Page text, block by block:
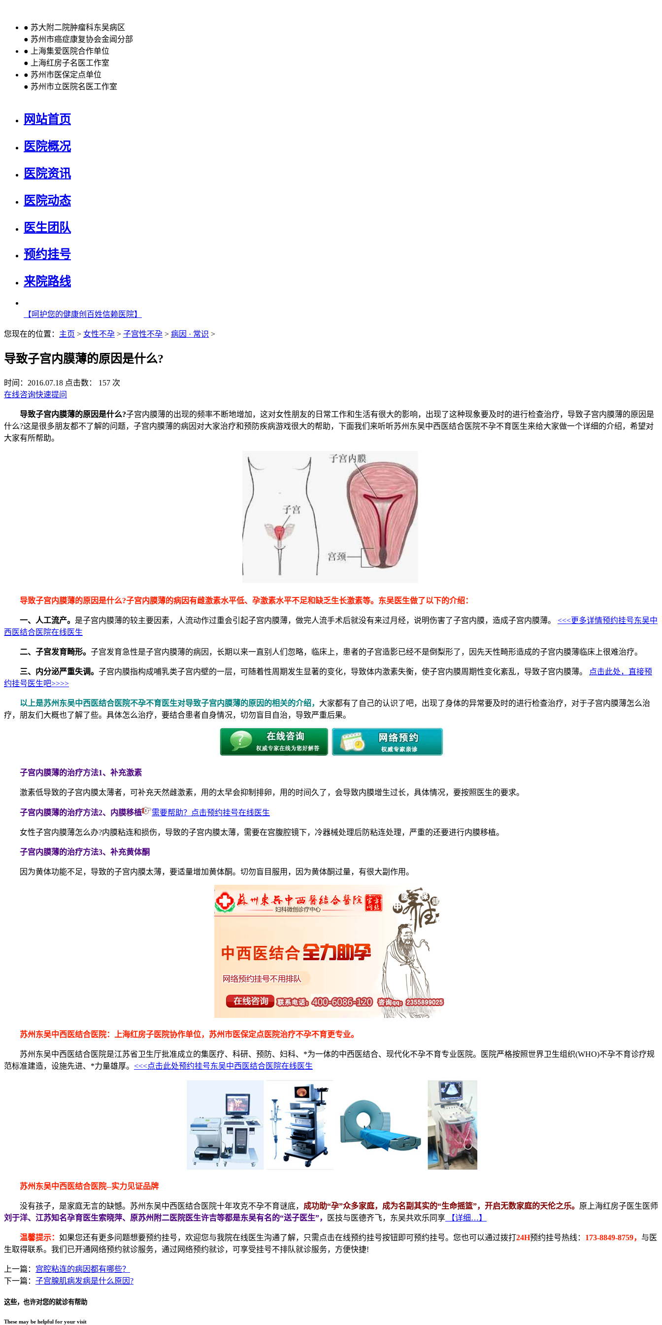
● 苏大附二院肿瘤科东吴病区
● 苏州市癌症康复协会金阊分部
● 上海集爱医院合作单位
● 上海红房子名医工作室
● 苏州市医保定点单位
● 苏州市立医院名医工作室
网站首页
医院概况
医院资讯
医院动态
医生团队
预约挂号
来院路线
【呵护您的健康创百姓信赖医院】
您现在的位置： 主页 > 女性不孕 > 子宫性不孕 > 病因 · 常识 >
导致子宫内膜薄的原因是什么?
时间：2016.07.18 点击数： 157 次
在线咨询快速提问
导致子宫内膜薄的原因是什么?子宫内膜薄的出现的频率不断地增加，这对女性朋友的日常工作和生活有很大的影响，出现了这种现象要及时的进行检查治疗，导致子宫内膜薄的原因是
什么?这是很多朋友都不了解的问题，子宫内膜薄的病因对大家治疗和预防疾病游戏很大的帮助，下面我们来听听苏州东吴中西医结合医院不孕不育医生来给大家做一个详细的介绍，希望对
大家有所帮助。
导致子宫内膜薄的原因是什么?子宫内膜薄的病因有雌激素水平低、孕激素水平不足和缺乏生长激素等。东吴医生做了以下的介绍：
一、人工流产。 是子宫内膜薄的较主要因素，人流动作过重会引起子宫内膜薄，做完人流手术后就没有来过月经，说明伤害了子宫内膜，造成子宫内膜薄。
<<<更多详情预约挂号东吴中
西医结合医院在线医生
二、子宫发育畸形。 子宫发育急性是子宫内膜薄的病因，长期以来一直别人们忽略，临床上，患者的子宫造影已经不是倒梨形了，因先天性畸形造成的子宫内膜薄临床上很难治疗。
三、内分泌严重失调。 子宫内膜指构成哺乳类子宫内壁的一层，可随着性周期发生显著的变化，导致体内激素失衡，使子宫内膜周期性变化紊乱，导致子宫内膜薄。
点击此处，直接预
约挂号医生吧>>>>
以上是苏州东吴中西医结合医院不孕不育医生对导致子宫内膜薄的原因的相关的介绍， 大家都有了自己的认识了吧，出现了身体的异常要及时的进行检查治疗，对于子宫内膜薄怎么治
疗，朋友们大概也了解了些。具体怎么治疗，要结合患者自身情况，切勿盲目自治，导致严重后果。
子宫内膜薄的治疗方法1、补充激素
激素低导致的子宫内膜太薄者，可补充天然雌激素，用的太早会抑制排卵，用的时间久了，会导致内膜增生过长，具体情况，要按照医生的要求。
子宫内膜薄的治疗方法2、内膜移植 需要帮助？点击预约挂号在线医生
女性子宫内膜薄怎么办?内膜粘连和损伤，导致的子宫内膜太薄，需要在宫腹腔镜下，冷器械处理后防粘连处理，严重的还要进行内膜移植。
子宫内膜薄的治疗方法3、补充黄体酮
因为黄体功能不足，导致的子宫内膜太薄，要适量增加黄体酮。切勿盲目服用，因为黄体酮过量，有很大副作用。
苏州东吴中西医结合医院：上海红房子医院协作单位，苏州市医保定点医院治疗不孕不育更专业。
苏州东吴中西医结合医院是江苏省卫生厅批准成立的集医疗、科研、预防、妇科、*为一体的中西医结合、现代化不孕不育专业医院。医院严格按照世界卫生组织(WHO)不孕不育诊疗规
范标准建造，设施先进、*力量雄厚。 <<<点击此处预约挂号东吴中西医结合医院在线医生
苏州东吴中西医结合医院--实力见证品牌
没有孩子，是家庭无言的缺憾。苏州东吴中西医结合医院十年攻克不孕不育谜底， 成功助“孕”众多家庭，成为名副其实的“生命摇篮”，开启无数家庭的天伦之乐。 原上海红房子医生医师
刘于洋、江苏知名孕育医生索晓萍、原苏州附二医院医生许吉等都是东吴有名的“送子医生”，
医技与医德齐飞，东吴共欢乐同享 【详细…】
温馨提示： 如果您还有更多问题想要预约挂号，欢迎您与我院在线医生沟通了解，只需点击在线预约挂号按钮即可预约挂号。您也可以通过拨打24H预约挂号热线： 173-8849-8759， 与医
生取得联系。我们已开通网络预约就诊服务，通过网络预约就诊，可享受挂号不排队就诊服务，方便快捷!
上一篇： 宫腔粘连的病因都有哪些？
下一篇： 子宫腺肌病发病是什么原因?
这些，也许对您的就诊有帮助
These may be helpful for your visit